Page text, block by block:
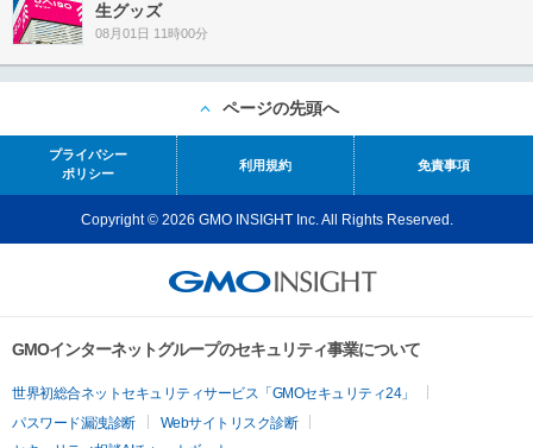
生グッズ
08月01日 11時00分
ページの先頭へ
プライバシー
ポリシー
利用規約 免責事項
Copyright © 2026 GMO INSIGHT Inc. All Rights Reserved.
GMOインターネットグループのセキュリティ事業について
世界初総合ネットセキュリティサービス「GMOセキュリティ24」
パスワード漏洩診断
Webサイトリスク診断